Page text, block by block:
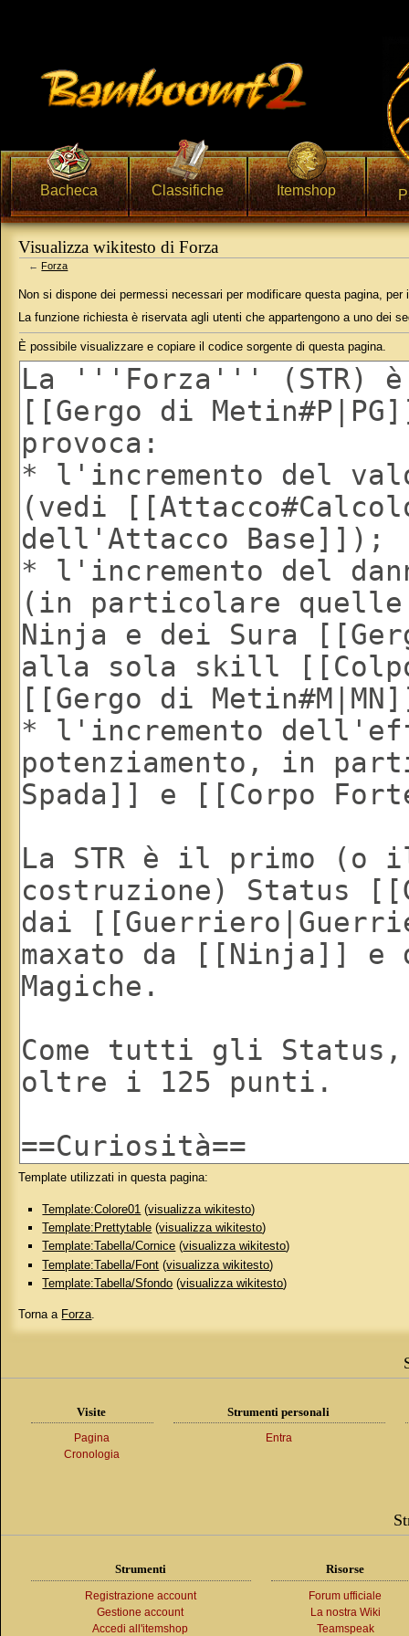
Bacheca Classifiche Itemshop
Visualizza wikitesto di Forza
← Forza
Non si dispone dei permessi necessari per modificare questa pagina, per
La funzione richiesta è riservata agli utenti che appartengono a uno dei
È possibile visualizzare e copiare il codice sorgente di questa pagina.
Template utilizzati in questa pagina:
Template:Colore01 (visualizza wikitesto)
Template:Prettytable (visualizza wikitesto)
Template:Tabella/Cornice (visualizza wikitesto)
Template:Tabella/Font (visualizza wikitesto)
Template:Tabella/Sfondo (visualizza wikitesto)
Torna a Forza.
Visite
Pagina
Cronologia
Strumenti personali
Entra
Strumenti
Registrazione account
Gestione account
Accedi all'itemshop
Risorse
Forum ufficiale
La nostra Wiki
Teamspeak